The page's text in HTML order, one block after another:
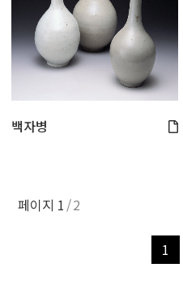
백자병
페이지 1 2
1